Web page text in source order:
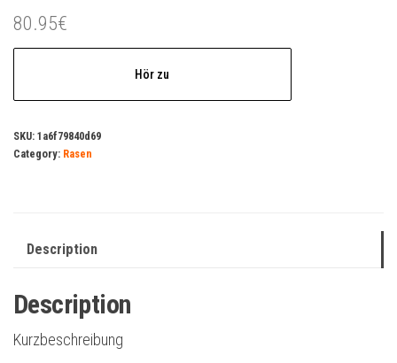
80.95€
Hör zu
SKU: 1a6f79840d69
Category: Rasen
Description
Description
Kurzbeschreibung